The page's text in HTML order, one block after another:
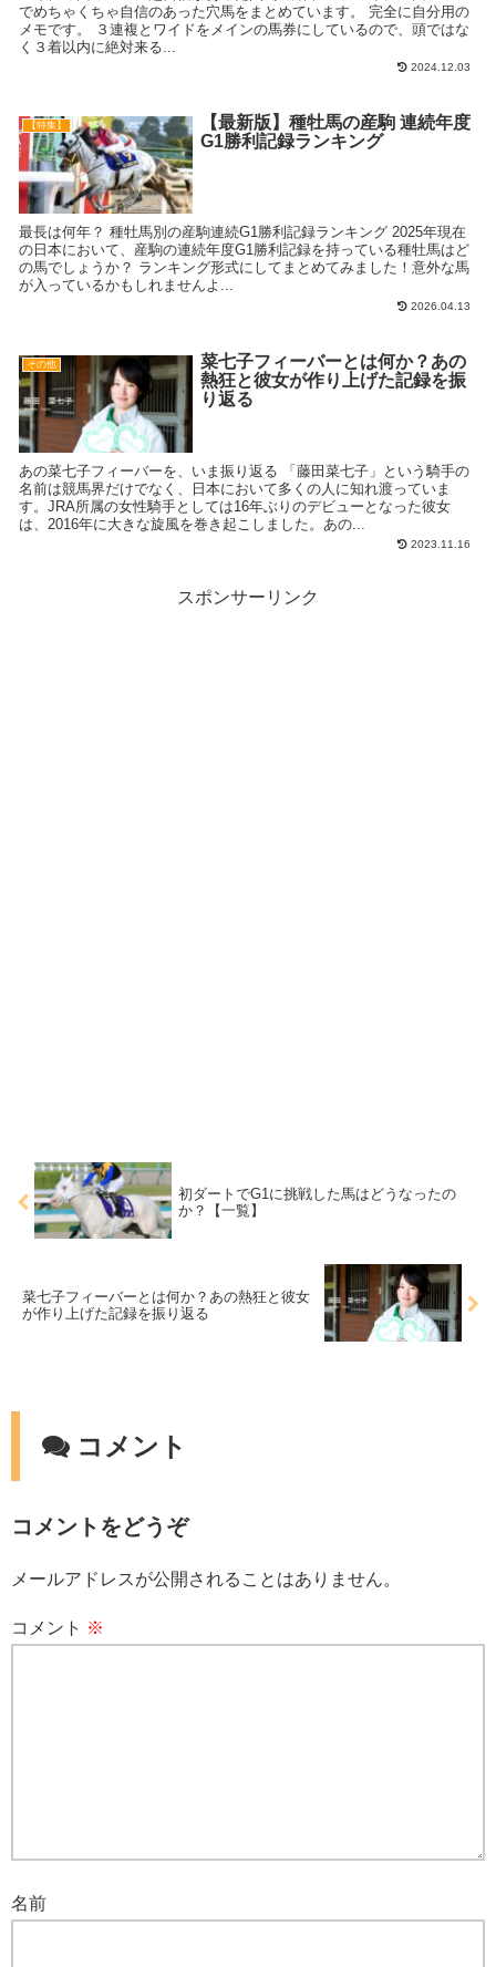
でめちゃくちゃ自信のあった穴馬をまとめています。 完全に自分用の
メモです。 ３連複とワイドをメインの馬券にしているので、頭ではな
く３着以内に絶対来る...
2024.12.03
【特集】
【最新版】種牡馬の産駒 連続年度
G1勝利記録ランキング
最長は何年？ 種牡馬別の産駒連続G1勝利記録ランキング 2025年現在
の日本において、産駒の連続年度G1勝利記録を持っている種牡馬はど
の馬でしょうか？ ランキング形式にしてまとめてみました！意外な馬
が入っているかもしれませんよ...
2026.04.13
その他
菜七子フィーバーとは何か？あの
熱狂と彼女が作り上げた記録を振
り返る
あの菜七子フィーバーを、いま振り返る 「藤田菜七子」という騎手の
名前は競馬界だけでなく、日本において多くの人に知れ渡っていま
す。JRA所属の女性騎手としては16年ぶりのデビューとなった彼女
は、2016年に大きな旋風を巻き起こしました。あの...
2023.11.16
スポンサーリンク
初ダートでG1に挑戦した馬はどうなったの
か？【一覧】
菜七子フィーバーとは何か？あの熱狂と彼女
が作り上げた記録を振り返る
コメント
コメントをどうぞ
メールアドレスが公開されることはありません。
コメント ※
名前